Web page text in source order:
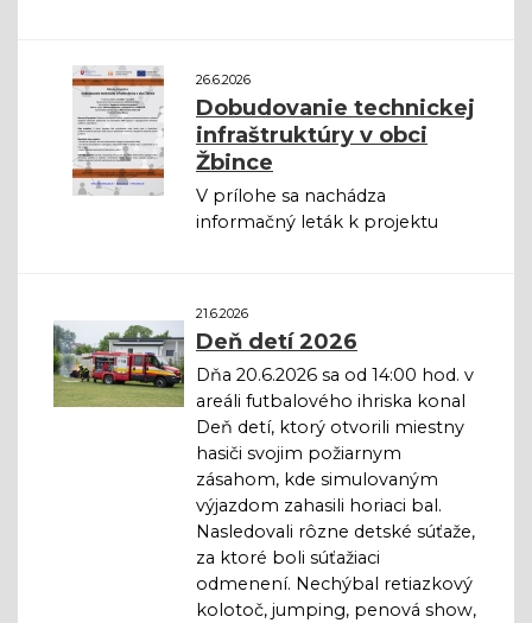
26.6.2026
Dobudovanie technickej
infraštruktúry v obci
Žbince
V prílohe sa nachádza
informačný leták k projektu
21.6.2026
Deň detí 2026
Dňa 20.6.2026 sa od 14:00 hod. v
areáli futbalového ihriska konal
Deň detí, ktorý otvorili miestny
hasiči svojim požiarnym
zásahom, kde simulovaným
výjazdom zahasili horiaci bal.
Nasledovali rôzne detské súťaže,
za ktoré boli súťažiaci
odmenení. Nechýbal retiazkový
kolotoč, jumping, penová show,